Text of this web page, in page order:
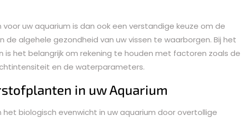
uw aquarium is dan ook een verstandige keuze om de
algehele gezondheid van uw vissen te waarborgen. Bij het
het belangrijk om rekening te houden met factoren zoals de
en de waterparameters.
in uw Aquarium
biologisch evenwicht in uw aquarium door overtollige